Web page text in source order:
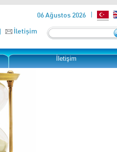
06 Ağustos 2026
İletişim
İletişim